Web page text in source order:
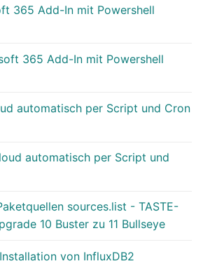
365 Add-In mit Powershell
365 Add-In mit Powershell
automatisch per Script und Cron
automatisch per Script und
sources.list - TASTE-
10 Buster zu 11 Bullseye
von InfluxDB2